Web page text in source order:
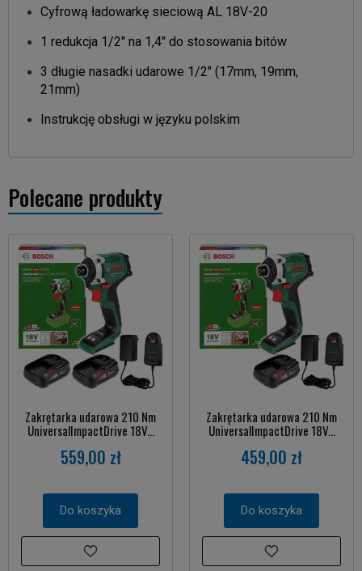
Cyfrową ładowarkę sieciową AL 18V-20
1 redukcja 1/2" na 1,4" do stosowania bitów
3 długie nasadki udarowe 1/2" (17mm, 19mm,
21mm)
Instrukcję obsługi w języku polskim
Polecane produkty
Zakrętarka udarowa 210 Nm
UniversalImpactDrive 18V...
559,00 zł
Do koszyka
Zakrętarka udarowa 210 Nm
UniversalImpactDrive 18V...
459,00 zł
Do koszyka